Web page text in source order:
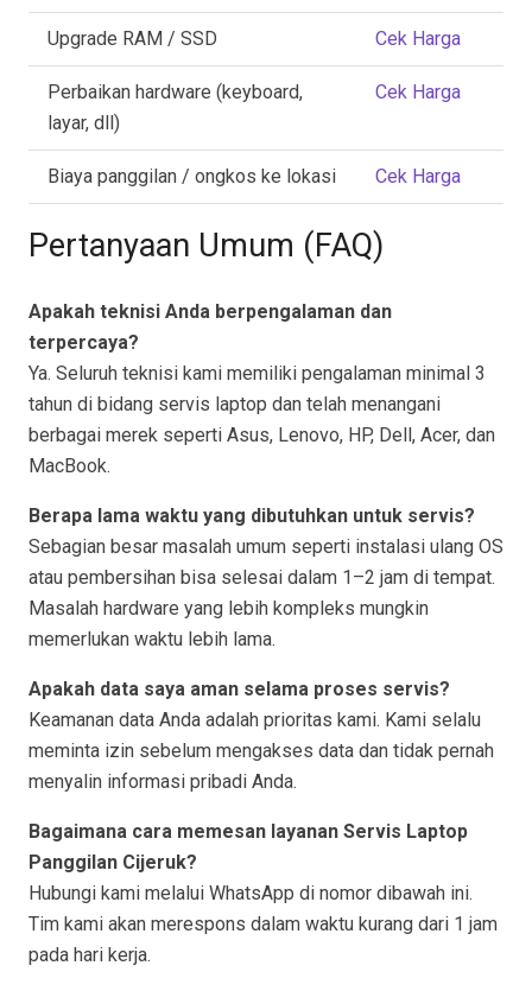
Upgrade RAM / SSD Cek Harga
Perbaikan hardware (keyboard,
layar, dll)
Cek Harga
Biaya panggilan / ongkos ke lokasi Cek Harga
Pertanyaan Umum (FAQ)
Apakah teknisi Anda berpengalaman dan
terpercaya?
Ya. Seluruh teknisi kami memiliki pengalaman minimal 3
tahun di bidang servis laptop dan telah menangani
berbagai merek seperti Asus, Lenovo, HP, Dell, Acer, dan
MacBook.
Berapa lama waktu yang dibutuhkan untuk servis?
Sebagian besar masalah umum seperti instalasi ulang OS
atau pembersihan bisa selesai dalam 1–2 jam di tempat.
Masalah hardware yang lebih kompleks mungkin
memerlukan waktu lebih lama.
Apakah data saya aman selama proses servis?
Keamanan data Anda adalah prioritas kami. Kami selalu
meminta izin sebelum mengakses data dan tidak pernah
menyalin informasi pribadi Anda.
Bagaimana cara memesan layanan Servis Laptop
Panggilan Cijeruk?
Hubungi kami melalui WhatsApp di nomor dibawah ini.
Tim kami akan merespons dalam waktu kurang dari 1 jam
pada hari kerja.